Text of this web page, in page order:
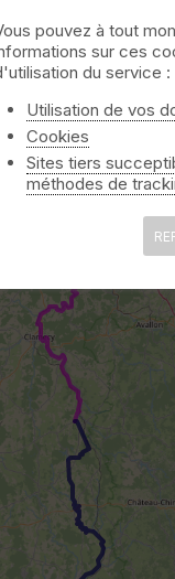
la veille
pouvez à tout
sur ces
du service :
Utilisation de vos
Cookies
Sites tiers
méthodes de